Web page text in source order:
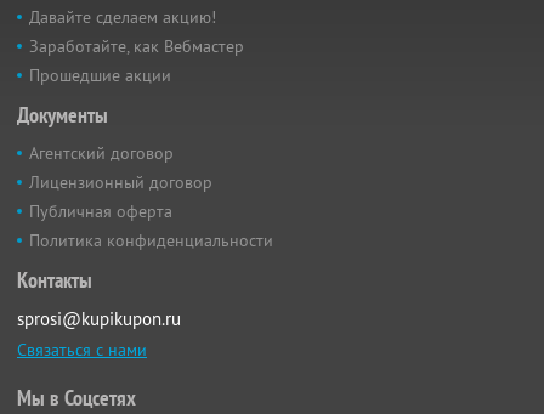
Давайте сделаем акцию!
Заработайте, как Вебмастер
Прошедшие акции
Документы
Агентский договор
Лицензионный договор
Публичная оферта
Политика конфиденциальности
Контакты
sprosi@kupikupon.ru
Связаться с нами
Мы в Соцсетях